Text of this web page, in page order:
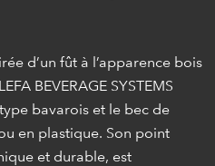
d’un fût à l’apparence bois
BEVERAGE SYSTEMS
bavarois et le bec de
en plastique. Son point
et durable, est